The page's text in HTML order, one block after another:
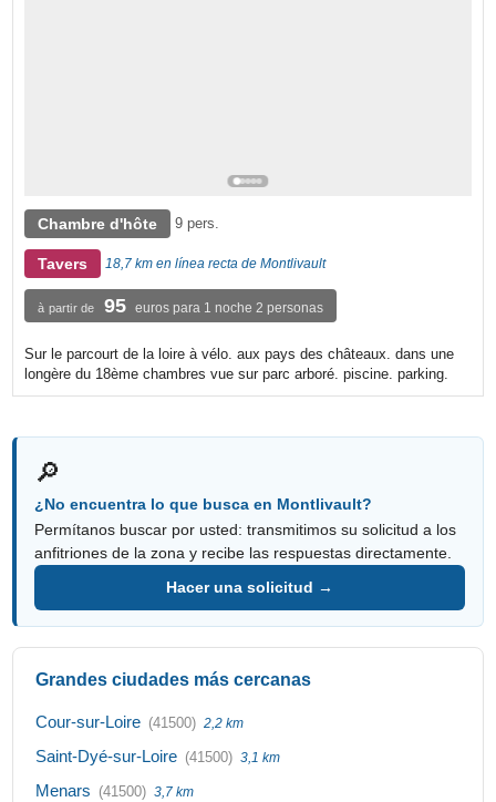
Chambre d'hôte 9 pers.
Tavers 18,7 km en línea recta de Montlivault
à partir de 95 euros para 1 noche 2 personas
Sur le parcourt de la loire à vélo. aux pays des châteaux. dans une
longère du 18ème chambres vue sur parc arboré. piscine. parking.
🔎
¿No encuentra lo que busca en Montlivault?
Permítanos buscar por usted: transmitimos su solicitud a los
anfitriones de la zona y recibe las respuestas directamente.
Hacer una solicitud →
Grandes ciudades más cercanas
Cour-sur-Loire (41500) 2,2 km
Saint-Dyé-sur-Loire (41500) 3,1 km
Menars (41500) 3,7 km